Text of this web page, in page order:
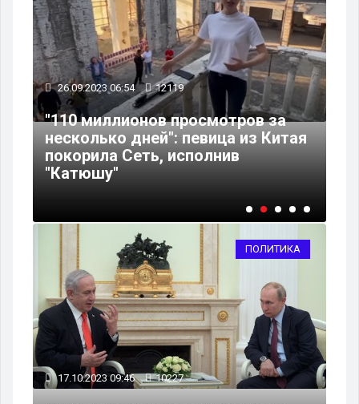
26.09.2023 06:54 12119
"110 миллионов просмотров за
несколько дней": певица из Китая
покорила Сеть, исполнив
"Катюшу"
ПОЛИТИКА
17.10.2023 09:46 10227